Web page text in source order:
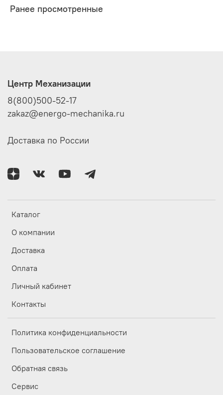
Ранее просмотренные
Каталог
О компании
Доставка
Оплата
Личный кабинет
Контакты
Политика конфиденциальности
Пользовательское соглашение
Обратная связь
Сервис
Центр Механизации
8(800)500-52-17
zakaz@energo-mechanika.ru
Доставка по России